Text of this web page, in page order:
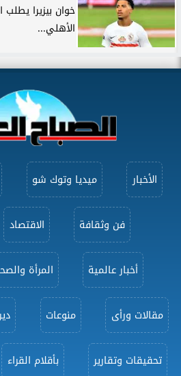
خوان بيزيرا
الأهلي...
الأخبار ميديا وتوك شو
فن وثقافة الاقتصاد
أخبار عالمية المرأة
مقالات ورأى منوعات
تحقيقات وتقارير بأقلام القراء